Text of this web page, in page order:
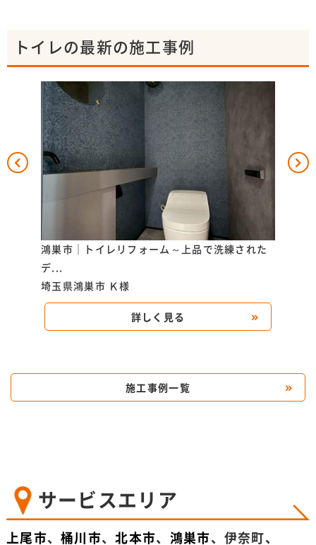
トイレの最新の施工事例
鴻巣市｜トイレリフォーム～上品で洗練された
デ...
埼玉県鴻巣市 Ｋ様
詳しく見る
施工事例一覧
サービスエリア
上尾市、桶川市、北本市、 鴻巣市、伊奈町、